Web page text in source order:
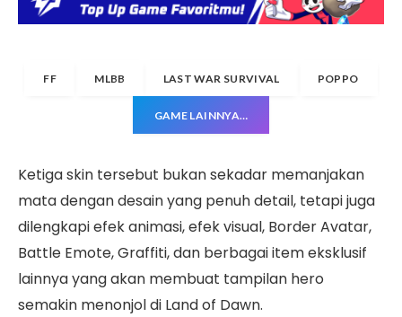
FF MLBB LAST WAR SURVIVAL POPPO
GAME LAINNYA…
Ketiga skin tersebut bukan sekadar memanjakan
mata dengan desain yang penuh detail, tetapi juga
dilengkapi efek animasi, efek visual, Border Avatar,
Battle Emote, Graffiti, dan berbagai item eksklusif
lainnya yang akan membuat tampilan hero
semakin menonjol di Land of Dawn.